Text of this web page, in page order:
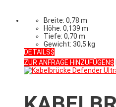
Breite: 0,78 m
Höhe: 0,139 m
Tiefe: 0,70 m
Gewicht: 30,5 kg
DETAILS
ZUR ANFRAGE HINZUFÜGEN